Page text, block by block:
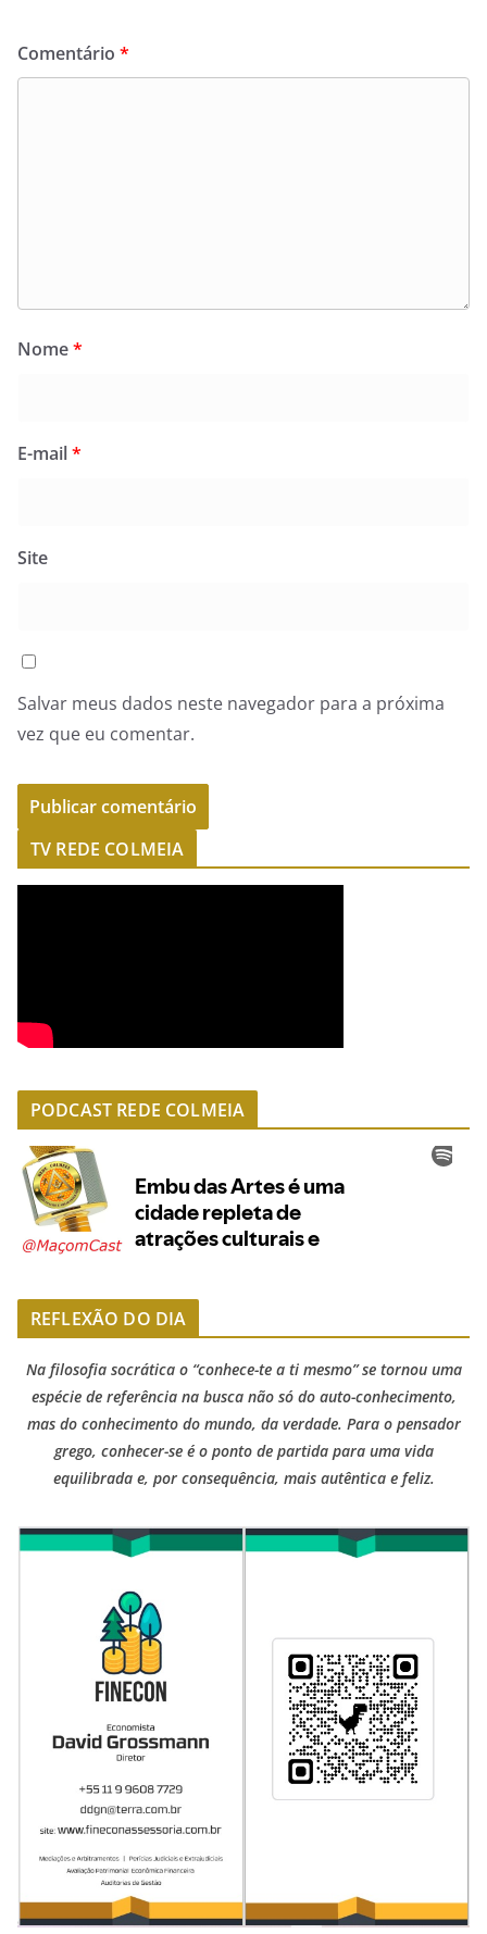
Comentário *
Nome*
E-mail*
Site
Salvar meus dados neste navegador para a próxima
vez que eu comentar.
TV REDE COLMEIA
PODCAST REDE COLMEIA
REFLEXÃO DO DIA
Na filosofia socrática o “conhece-te a ti mesmo” se tornou uma
espécie de referência na busca não só do auto-conhecimento,
mas do conhecimento do mundo, da verdade. Para o pensador
grego, conhecer-se é o ponto de partida para uma vida
equilibrada e, por consequência, mais autêntica e feliz.